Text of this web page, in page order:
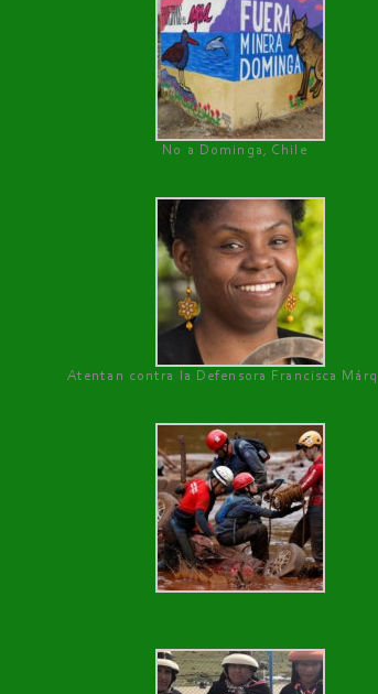
No a Dominga, Chile
Atentan contra la Defensora Francisca